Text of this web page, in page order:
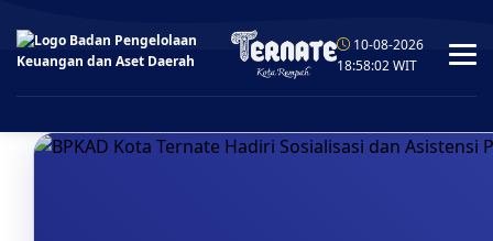
10-08-2026
18:58:03WIT